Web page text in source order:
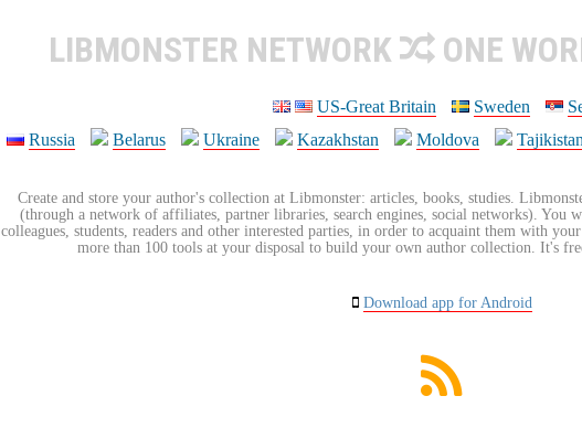
LIBMONSTER NETWORK ONE
US-Great Britain Sweden
Russia
Belarus Ukraine Kazakhstan Moldova
Create and store your author's collection at Libmonster: articles, books, studies.
(through a network of affiliates, partner libraries, search engines, social networks).
colleagues, students, readers and other interested parties, in order to acquaint them with
more than 100 tools at your disposal to build your own author collection. It's
Download app for Android